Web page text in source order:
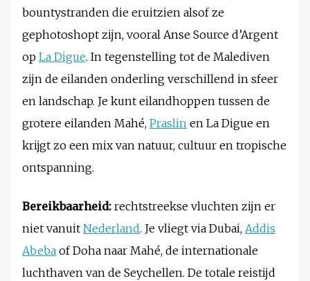
bountystranden die eruitzien alsof ze
gephotoshopt zijn, vooral Anse Source d’Argent
op La Digue. In tegenstelling tot de Malediven
zijn de eilanden onderling verschillend in sfeer
en landschap. Je kunt eilandhoppen tussen de
grotere eilanden Mahé, Praslin en La Digue en
krijgt zo een mix van natuur, cultuur en tropische
ontspanning.
Bereikbaarheid: rechtstreekse vluchten zijn er
niet vanuit Nederland. Je vliegt via Dubai, Addis
Abeba of Doha naar Mahé, de internationale
luchthaven van de Seychellen. De totale reistijd